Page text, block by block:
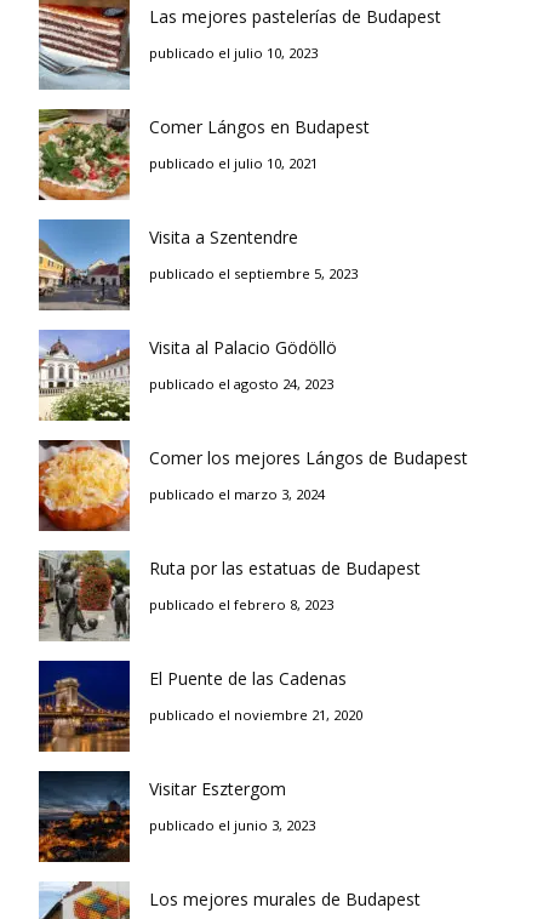
Las mejores pastelerías de Budapest
publicado el julio 10, 2023
Comer Lángos en Budapest
publicado el julio 10, 2021
Visita a Szentendre
publicado el septiembre 5, 2023
Visita al Palacio Gödöllö
publicado el agosto 24, 2023
Comer los mejores Lángos de Budapest
publicado el marzo 3, 2024
Ruta por las estatuas de Budapest
publicado el febrero 8, 2023
El Puente de las Cadenas
publicado el noviembre 21, 2020
Visitar Esztergom
publicado el junio 3, 2023
Los mejores murales de Budapest